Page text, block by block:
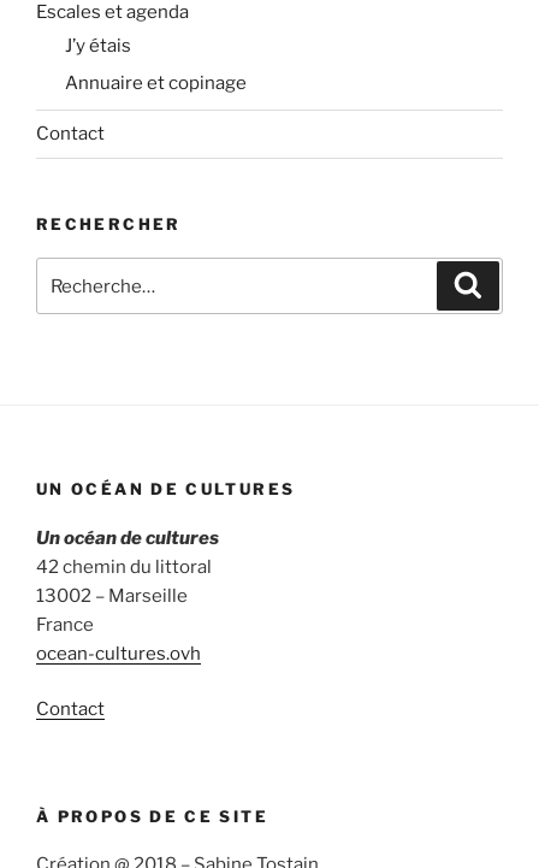
Escales et agenda
J’y étais
Annuaire et copinage
Contact
RECHERCHER
pour
UN OCÉAN DE CULTURES
Un océan de cultures
42 chemin du littoral
13002 – Marseille
France
ocean-cultures.ovh
Contact
À PROPOS DE CE SITE